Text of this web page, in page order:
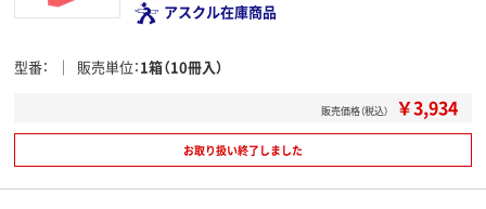
アスクル在庫商品
型番 販売単位 1箱（10冊入）
販売価格（税込） ￥3,934
お取り扱い終了しました